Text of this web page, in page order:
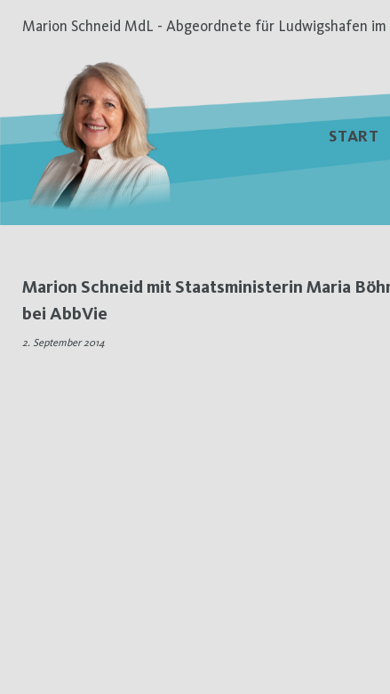
Inhalt
Marion Schneid MdL - Abgeordnete für Ludwigshafen
START
Schlagwort:
nanoteilchen
Marion Schneid mit Staatsministerin Maria
bei AbbVie
2. September 2014